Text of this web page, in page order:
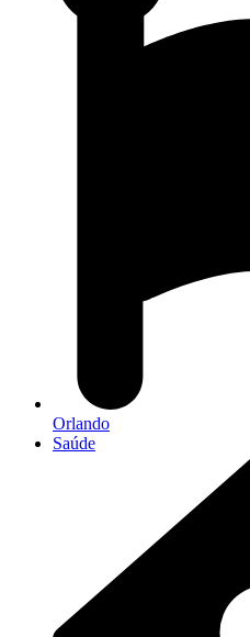
Orlando
Saúde